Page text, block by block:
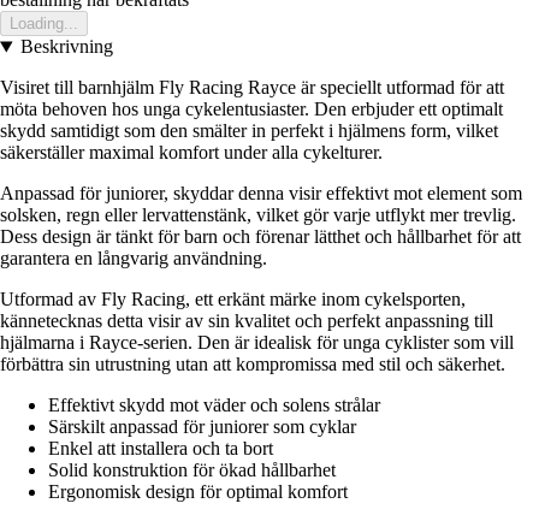
Loading...
Beskrivning
Visiret till barnhjälm Fly Racing Rayce är speciellt utformad för att
möta behoven hos unga cykelentusiaster. Den erbjuder ett optimalt
skydd samtidigt som den smälter in perfekt i hjälmens form, vilket
säkerställer maximal komfort under alla cykelturer.
Anpassad för juniorer, skyddar denna visir effektivt mot element som
solsken, regn eller lervattenstänk, vilket gör varje utflykt mer trevlig.
Dess design är tänkt för barn och förenar lätthet och hållbarhet för att
garantera en långvarig användning.
Utformad av Fly Racing, ett erkänt märke inom cykelsporten,
kännetecknas detta visir av sin kvalitet och perfekt anpassning till
hjälmarna i Rayce-serien. Den är idealisk för unga cyklister som vill
förbättra sin utrustning utan att kompromissa med stil och säkerhet.
Effektivt skydd mot väder och solens strålar
Särskilt anpassad för juniorer som cyklar
Enkel att installera och ta bort
Solid konstruktion för ökad hållbarhet
Ergonomisk design för optimal komfort